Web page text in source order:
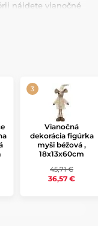
nájdete vianočné
Vianočná
dekorácia figúrka
myši béžová ,
18x13x60cm
45,71 €
36,57 €